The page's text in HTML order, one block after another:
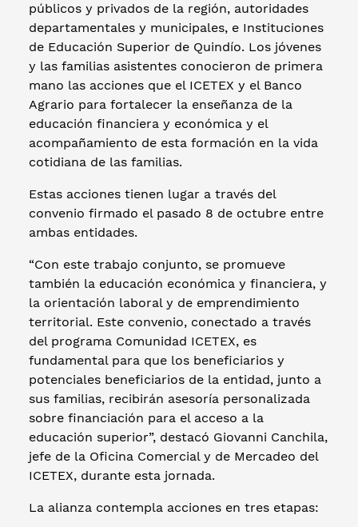
públicos y privados de la región, autoridades
departamentales y municipales, e Instituciones
de Educación Superior de Quindío. Los jóvenes
y las familias asistentes conocieron de primera
mano las acciones que el ICETEX y el Banco
Agrario para fortalecer la enseñanza de la
educación financiera y económica y el
acompañamiento de esta formación en la vida
cotidiana de las familias.
Estas acciones tienen lugar a través del
convenio firmado el pasado 8 de octubre entre
ambas entidades.
“Con este trabajo conjunto, se promueve
también la educación económica y financiera, y
la orientación laboral y de emprendimiento
territorial. Este convenio, conectado a través
del programa Comunidad ICETEX, es
fundamental para que los beneficiarios y
potenciales beneficiarios de la entidad, junto a
sus familias, recibirán asesoría personalizada
sobre financiación para el acceso a la
educación superior”, destacó Giovanni Canchila,
jefe de la Oficina Comercial y de Mercadeo del
ICETEX, durante esta jornada.
La alianza contempla acciones en tres etapas: